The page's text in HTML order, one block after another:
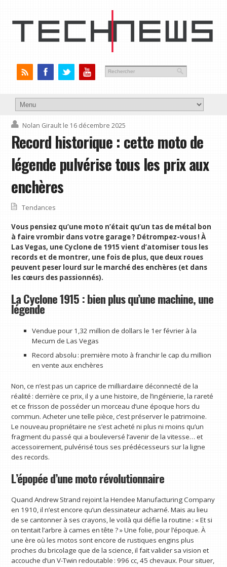
Nolan Girault le 16 décembre 2025
Record historique : cette moto de
légende pulvérise tous les prix aux
enchères
Tendances
Vous pensiez qu’une moto n’était qu’un tas de métal bon
à faire vrombir dans votre garage ? Détrompez-vous ! À
Las Vegas, une Cyclone de 1915 vient d’atomiser tous les
records et de montrer, une fois de plus, que deux roues
peuvent peser lourd sur le marché des enchères (et dans
les cœurs des passionnés).
La Cyclone 1915 : bien plus qu’une machine, une
légende
Vendue pour 1,32 million de dollars le 1er février à la
Mecum de Las Vegas
Record absolu : première moto à franchir le cap du million
en vente aux enchères
Non, ce n’est pas un caprice de milliardaire déconnecté de la
réalité : derrière ce prix, il y a une histoire, de l’ingénierie, la rareté
et ce frisson de posséder un morceau d’une époque hors du
commun. Acheter une telle pièce, c’est préserver le patrimoine.
Le nouveau propriétaire ne s’est acheté ni plus ni moins qu’un
fragment du passé qui a bouleversé l’avenir de la vitesse… et
accessoirement, pulvérisé tous ses prédécesseurs sur la ligne
des records.
L’épopée d’une moto révolutionnaire
Quand Andrew Strand rejoint la Hendee Manufacturing Company
en 1910, il n’est encore qu’un dessinateur acharné. Mais au lieu
de se cantonner à ses crayons, le voilà qui défie la routine : « Et si
on tentait l’arbre à cames en tête ? » Une folie, pour l’époque. À
une ère où les motos sont encore de rustiques engins plus
proches du bricolage que de la science, il fait valider sa vision et
accouche d’un V-Twin redoutable : 996 cc, 45 chevaux. Pour situer,